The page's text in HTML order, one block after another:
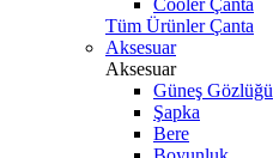
Cooler Çanta
Tüm Ürünler Çanta
Aksesuar
Aksesuar
Güneş Gözlüğü
Şapka
Bere